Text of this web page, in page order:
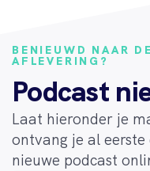
BENIEUWD NAAR
AFLEVERING?
Podcast
Laat hieronder je
ontvang je al
nieuwe podcast